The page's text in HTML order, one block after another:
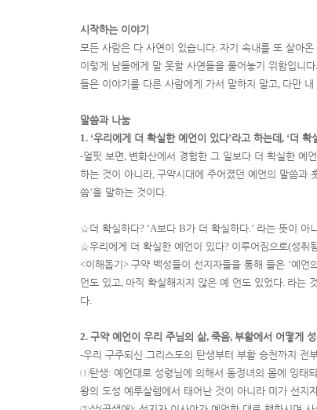
시작하는 이야기
모든 사람은 다 사연이 있습니다. 자기 속내를 또 살아
이렇게 남들에게 말 못할 사연들을 풀어놓기 위함입니다.
들은 이야기를 다른 사람에게 가서 말하지 말고, 다만 내
말씀과 나눔
1. ‘우리에게 더 확실한 예언이 있다’라고 하는데 , ‘더 확
-얼핏 보면, 변화산에서 경험한 그 일보다 더 확실한 예언
하는 것이 아니라, 구약시대에 주어졌던 예언의 말씀과
씀’을 말하는 것이다.
☆더 확실하다? ‘A보다 B가 더 확실하다.’ 라는 뜻이 아
☆우리에게 더 확실한 예언이 있다? 이루어짐으로(성취
<이해돕기 > 구약 백성들이 선지자들을 통해 들은 ‘예언
언도 있고, 아직 확실해지지 않은 예 언도 있었다. 라는
다.
2. 구약 예언이 우리 주님의 삶, 죽음, 부활에서 어떻게
-우리 구주되신 그리스도의 탄생부터 부활 승천까지 전
①탄생: 예언대로 성령님에 의해서 동정녀의 몸에 잉태
왕의 도성 예루살렘에서 태어난 것이 아니라 미가 선지